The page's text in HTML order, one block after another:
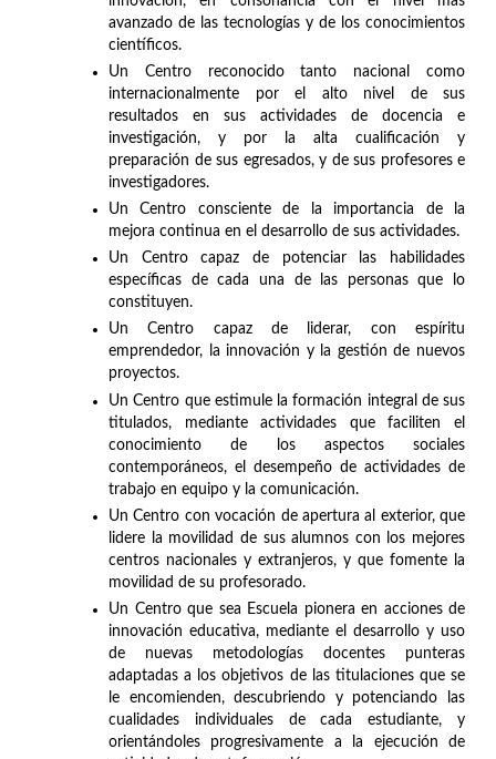
avanzado de las tecnologías y de los conocimientos
científicos.
Un Centro reconocido tanto nacional como
internacionalmente por el alto nivel de sus
resultados en sus actividades de docencia e
investigación, y por la alta cualificación y
preparación de sus egresados, y de sus profesores e
investigadores.
Un Centro consciente de la importancia de la
mejora continua en el desarrollo de sus actividades.
Un Centro capaz de potenciar las habilidades
específicas de cada una de las personas que lo
constituyen.
Un Centro capaz de liderar, con espíritu
emprendedor, la innovación y la gestión de nuevos
proyectos.
Un Centro que estimule la formación integral de sus
titulados, mediante actividades que faciliten el
conocimiento de los aspectos sociales
contemporáneos, el desempeño de actividades de
trabajo en equipo y la comunicación.
Un Centro con vocación de apertura al exterior, que
lidere la movilidad de sus alumnos con los mejores
centros nacionales y extranjeros, y que fomente la
movilidad de su profesorado.
Un Centro que sea Escuela pionera en acciones de
innovación educativa, mediante el desarrollo y uso
de nuevas metodologías docentes punteras
adaptadas a los objetivos de las titulaciones que se
le encomienden, descubriendo y potenciando las
cualidades individuales de cada estudiante, y
orientándoles progresivamente a la ejecución de